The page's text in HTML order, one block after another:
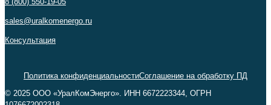
sales@uralkomenergo.ru
Консультация
Политика конфиденциальностиСоглашение на обработку ПД
© 2025 ООО «УралКомЭнерго». ИНН 6672223344, ОГРН